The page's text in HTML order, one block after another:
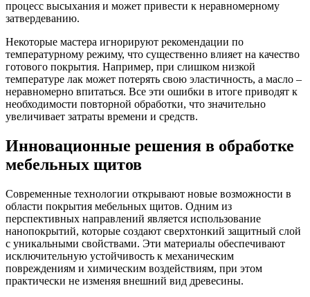
процесс высыхания и может привести к неравномерному
затвердеванию.
Некоторые мастера игнорируют рекомендации по
температурному режиму, что существенно влияет на качество
готового покрытия. Например, при слишком низкой
температуре лак может потерять свою эластичность, а масло –
неравномерно впитаться. Все эти ошибки в итоге приводят к
необходимости повторной обработки, что значительно
увеличивает затраты времени и средств.
Инновационные решения в обработке
мебельных щитов
Современные технологии открывают новые возможности в
области покрытия мебельных щитов. Одним из
перспективных направлений является использование
нанопокрытий, которые создают сверхтонкий защитный слой
с уникальными свойствами. Эти материалы обеспечивают
исключительную устойчивость к механическим
повреждениям и химическим воздействиям, при этом
практически не изменяя внешний вид древесины.